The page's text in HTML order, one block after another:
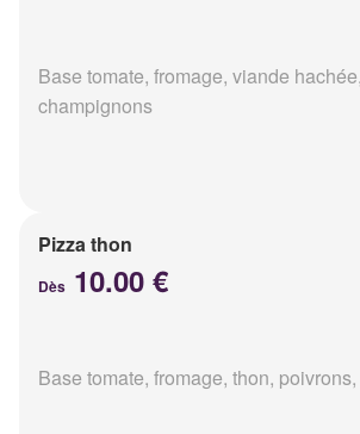
Base tomate, fromage, viande
champignons
Pizza thon
Dès 10.00 €
Base tomate, fromage, thon,